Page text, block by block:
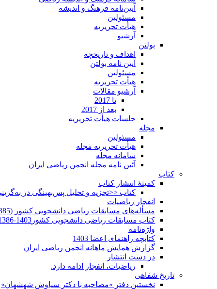
آیین‌نامه فرهنگ و اندیشه
مسئولین
هیأت تحریریه
آرشیو
بولتن
اهداف و تاریخچه
آیین نامه بولتن
مسئولین
هیأت تحریریه
آرشیو مقالات
تا 2017
بعد از 2017
جلسات هیأت تحریریه
مجله
مسئولین
هیأت تحریریه مجله
سامانه مجله
آئین نامه مجله انجمن ریاضی ایران
کتاب
کمیتۀ انتشار کتاب
کتاب <<تجزیه و تحلیل پس‌بهینگی در
انفجار ریاضیات
مسأله‌های مسابقات ریاضی دانشجویی کشور (1385-1352)
کتاب مسابقات ریاضی دانشجویی کشور1403-1386
واژه‌نامه
کتابچه راهنمای اعضا 1403
گزارش همایش ماهانه انجمن ریاضی ایران
در دست انتشار
ریاضیات، انفجار ادامه دارد.
تاریخ شفاهی
نخستین دفتر «مصاحبه با دکتر سیاوش شهشهان»